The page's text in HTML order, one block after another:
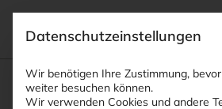
Suchfeld
Datenschutzeinstellungen
Wir benötigen Ihre Zustimmung,
weiter besuchen können.
Wir verwenden Cookies und andere